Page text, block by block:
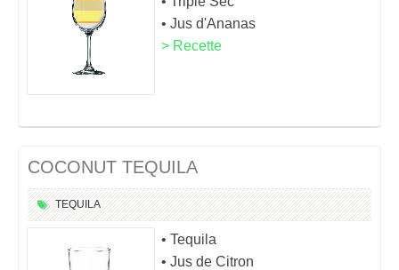
• Jus d'Ananas
> Recette
COCONUT TEQUILA
TEQUILA
• Tequila
• Jus de Citron